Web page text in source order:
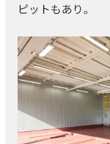
ピットもあり。